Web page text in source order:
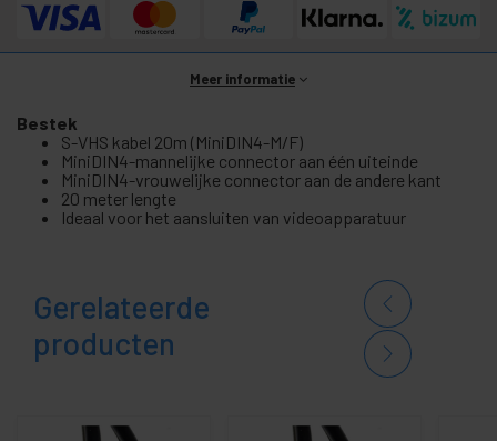
Meer informatie
Bestek
S-VHS kabel 20m (MiniDIN4-M/F)
MiniDIN4-mannelijke connector aan één uiteinde
MiniDIN4-vrouwelijke connector aan de andere kant
20 meter lengte
Ideaal voor het aansluiten van videoapparatuur
Gerelateerde
producten